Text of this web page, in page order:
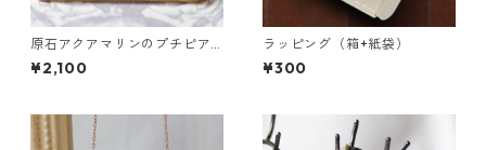
原石アクアマリンのプチピア
ス（一粒/片方）
¥2,100
ラッピング（箱+紙袋）
¥300